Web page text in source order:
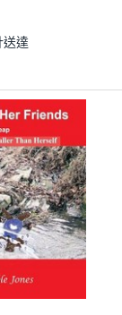
送達